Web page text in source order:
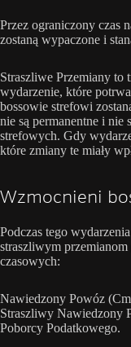
Przez ograniczony czas
zostaną wypaczone i
Straszliwe Przemiany to
wydarzenie, które
bossowie strefowi
nie są permanentne i
strefowych. Gdy
które zmiany te miały
Wzmocnieni
Podczas tego
straszliwym
czasowych:
Nawiedzony Powóz
Straszliwy Nawiedzony
Poborcy Podatkowego.